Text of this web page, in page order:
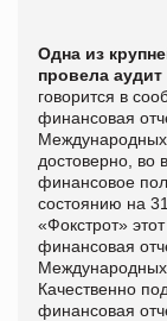
Одна из
провела
говорится в
финансовая
Международных
достоверно, во
финансовое
состоянию на
«Фокстрот»
финансовая
Международных
Качественно
финансовая